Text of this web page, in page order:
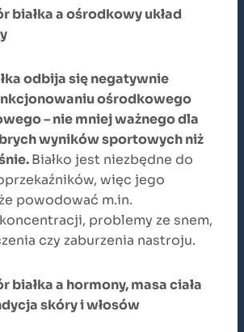
białka a ośrodkowy układ
odbija się negatywnie
ośrodkowego
– nie mniej ważnego dla
wyników sportowych niż
Białko jest niezbędne do
więc jego
powodować m.in.
problemy ze snem,
czy zaburzenia nastroju.
białka a hormony, masa ciała
skóry i włosów